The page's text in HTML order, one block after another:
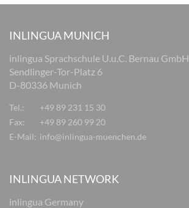
INLINGUA MUNICH
inlingua Sprachschule U.u.C. Bernau GmbH
Sendlinger-Tor-Platz 6
D-80336 Munich
Tel.:
+49 89 231 15 30
Fax:
+49 89 260 99 20
E-Mail: info@inlingua-muenchen.de
INLINGUA NETWORK
inlingua Germany